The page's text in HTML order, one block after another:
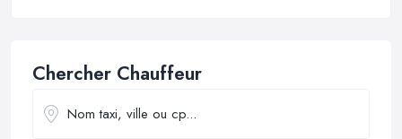
Chercher Chauffeur